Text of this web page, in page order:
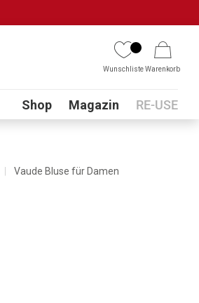
WunschlisteWarenkorb
Submenu
Shop Magazin RE-USE
Vaude Bluse für Damen